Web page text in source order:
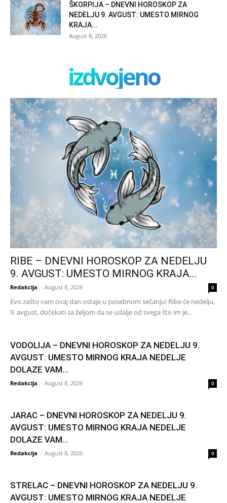
ŠKORPIJA – DNEVNI HOROSKOP ZA
NEDELJU 9. AVGUST: UMESTO MIRNOG
KRAJA...
August 8, 2026
izdvojeno
RIBE – DNEVNI HOROSKOP ZA NEDELJU
9. AVGUST: UMESTO MIRNOG KRAJA...
Redakcija - August 8, 2026 0
Evo zašto vam ovaj dan ostaje u posebnom sećanju! Ribe će nedelju,
9. avgust, dočekati sa željom da se udalje od svega što im je...
VODOLIJA – DNEVNI HOROSKOP ZA NEDELJU 9.
AVGUST: UMESTO MIRNOG KRAJA NEDELJE
DOLAZE VAM...
Redakcija - August 8, 2026 0
JARAC – DNEVNI HOROSKOP ZA NEDELJU 9.
AVGUST: UMESTO MIRNOG KRAJA NEDELJE
DOLAZE VAM...
Redakcija - August 8, 2026 0
STRELAC – DNEVNI HOROSKOP ZA NEDELJU 9.
AVGUST: UMESTO MIRNOG KRAJA NEDELJE